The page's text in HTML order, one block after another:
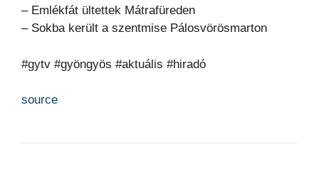
– Emlékfát ültettek Mátrafüreden
– Sokba került a szentmise Pálosvörösmarton
#gytv #gyöngyös #aktuális #hiradó
source